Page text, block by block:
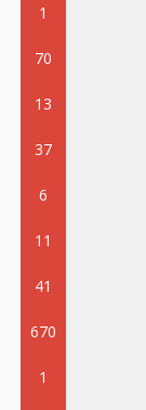
1
70
13
37
6
11
41
670
1